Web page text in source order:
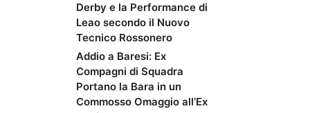
Derby e la Performance di
Leao secondo il Nuovo
Tecnico Rossonero
Addio a Baresi: Ex
Compagni di Squadra
Portano la Bara in un
Commosso Omaggio all’Ex